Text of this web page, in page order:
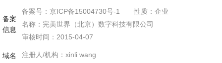
备案
信息
备案号：京ICP备15004730号-1 性质： 企业
名称： 完美世界（北京）数字科技有限公司
审核时间： 2015-04-07
域名
注册人/机构：xinli wang